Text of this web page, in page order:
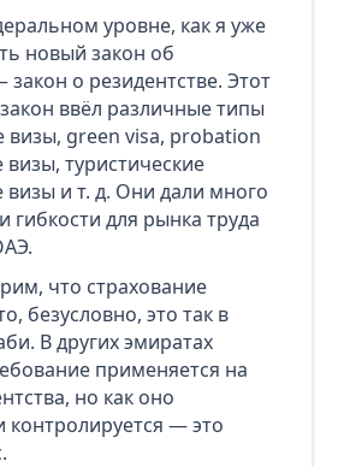
уровне, как я уже
новый закон об
о резидентстве. Этот
ввёл различные типы
визы, green visa, probation
туристические
и т. д. Они дали много
гибкости для рынка труда
что страхование
безусловно, это так в
В других эмиратах
применяется на
но как оно
контролируется — это